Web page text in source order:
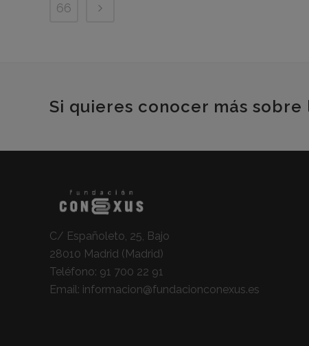
66
Si quieres conocer más sobre
C/ Españoleto, 25, Bajo
28010 Madrid (Madrid)
Teléfono: 91 700 22 91
Email: informacion@fundacionconexus.es